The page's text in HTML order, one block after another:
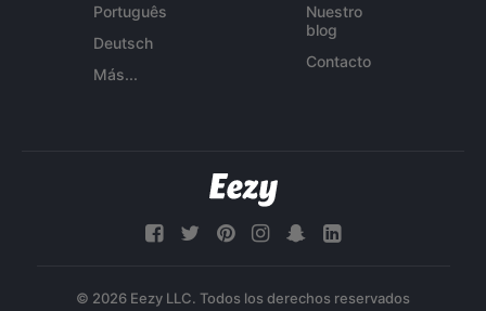
Português
Deutsch
Más...
Nuestro
blog
Contacto
© 2026 Eezy LLC. Todos los derechos reservados